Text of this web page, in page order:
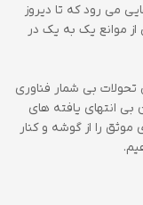
می رود که تا دیروز
از موانع یک به یک در
بی شمار فناوری
بی انتهای یافته های
را از گوشه و کنار